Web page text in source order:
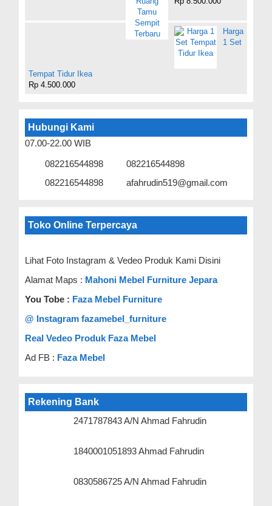
Harga
1 Set
Tempat Tidur Ikea
Rp 4.500.000
Hubungi Kami
07.00-22.00 WIB
082216544898
082216544898
082216544898
afahrudin519@gmail.com
Toko Online Terpercaya
Lihat Foto Instagram & Vedeo Produk Kami Disini
Alamat Maps : Mahoni Mebel Furniture Jepara
You Tobe : Faza Mebel Furniture
@ Instagram fazamebel_furniture
Real Vedeo Produk Faza Mebel
Ad FB : Faza Mebel
Rekening Bank
2471787843 A/N Ahmad Fahrudin
1840001051893 Ahmad Fahrudin
0830586725 A/N Ahmad Fahrudin